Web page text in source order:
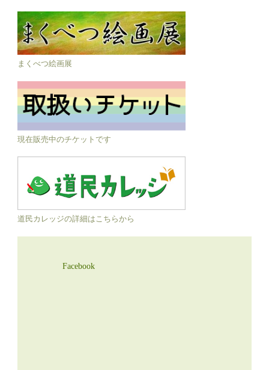
まくべつ絵画展
現在販売中のチケットです
道民カレッジの詳細はこちらから
Facebook